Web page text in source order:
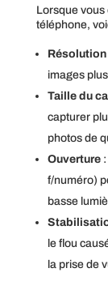
Lorsque vous
téléphone,
Résolution
images
Taille du
capturer
photos de
Ouverture:
f/numéro)
basse
le flou
la prise de